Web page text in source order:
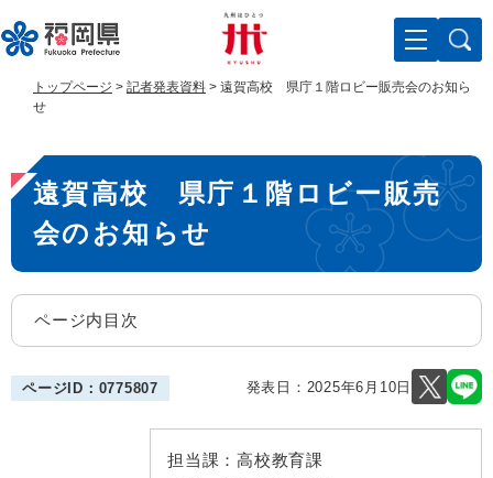
ー
ジ
す
。
ニ
ュ
し
て
へ
トップページ > 記者発表資料 > 遠賀高校 県庁１階ロビー販売会のお知ら
せ
本
文
遠賀高校 県庁１階ロビー販売
会のお知らせ
ページ内目次
ページID：0775807 発表日： 2025年6月10日
担当課： 高校教育課